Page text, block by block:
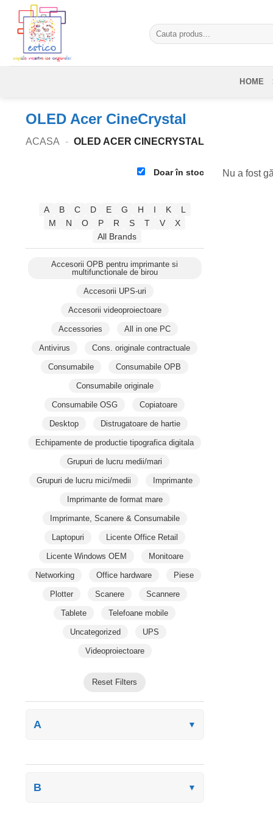
content
Caută
după:
HOME
OLED Acer CineCrystal
ACASA - OLED ACER CINECRYSTAL
Doar în stoc
A B C D E G H I K
L
M
N O P R S T V
X
All Brands
Accesorii OPB pentru imprimante si
multifunctionale de birou
Accesorii UPS-uri
Accesorii videoproiectoare
Accessories All in one PC
Antivirus Cons. originale contractuale
Consumabile Consumabile OPB
Consumabile originale
Consumabile OSG Copiatoare
Desktop Distrugatoare de hartie
Echipamente de productie tipografica digitala
Grupuri de lucru medii/mari
Grupuri de lucru mici/medii Imprimante
Imprimante de format mare
Imprimante, Scanere & Consumabile
Laptopuri Licente Office Retail
Licente Windows OEM Monitoare
Networking Office hardware Piese
Plotter Scanere Scannere
Tablete Telefoane mobile
Uncategorized UPS
Videoproiectoare
Reset Filters
A ▼
B ▼
Nu a fost